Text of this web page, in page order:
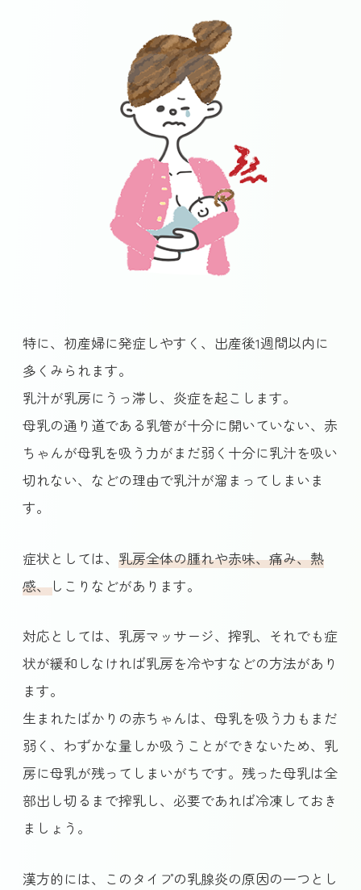
特に、初産婦に発症しやすく、出産後1週間以内に
多くみられます。
乳汁が乳房にうっ滞し、炎症を起こします。
母乳の通り道である乳管が十分に開いていない、赤
ちゃんが母乳を吸う力がまだ弱く十分に乳汁を吸い
切れない、などの理由で乳汁が溜まってしまいま
す。
症状としては、乳房全体の腫れや赤味、痛み、熱
感、しこり などがあります。
対応としては、乳房マッサージ、搾乳、それでも症
状が緩和しなければ乳房を冷やすなどの方法があり
ます。
生まれたばかりの赤ちゃんは、母乳を吸う力もまだ
弱く、わずかな量しか吸うことができないため、乳
房に母乳が残ってしまいがちです。残った母乳は全
部出し切るまで搾乳し、必要であれば冷凍しておき
ましょう。
漢方的には、このタイプの乳腺炎の原因の一つとし